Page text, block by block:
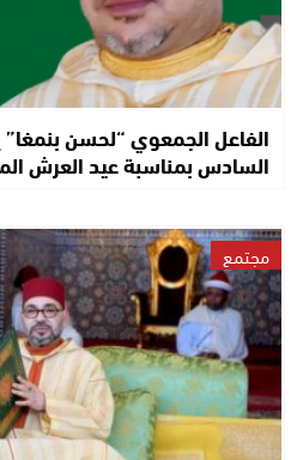
الفاعل الجمعوي “لحسن
السادس بمناسبة عيد العرش
مجتمع